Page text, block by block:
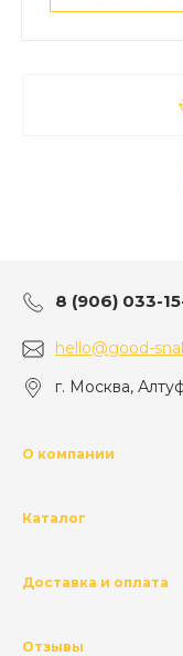
8 (906) 033-
hello@good-
г. Москва,
О компании
Каталог
Доставка и оплата
Отзывы